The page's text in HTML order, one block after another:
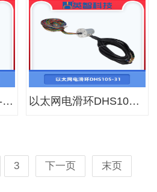
导电滑环DHS025-25-004 以太网电滑环DHS105-31
3 下一页 末页